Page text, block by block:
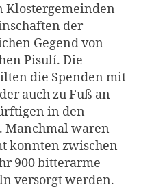
Klostergemeinden
der
Gegend von
Pisulí. Die
die Spenden mit
auch zu Fuß an
in den
Manchmal waren
konnten zwischen
900 bitterarme
versorgt werden.